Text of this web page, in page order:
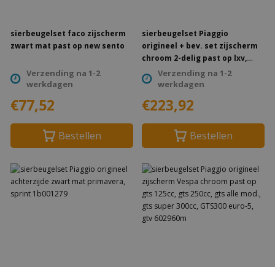
sierbeugelset faco zijscherm
zwart mat past op new sento
Verzending na 1-2
werkdagen
€77,52
Bestellen
sierbeugelset Piaggio
origineel + bev. set zijscherm
chroom 2-delig past op lxv,
vespa lx 602896m
Verzending na 1-2
werkdagen
€223,92
Bestellen